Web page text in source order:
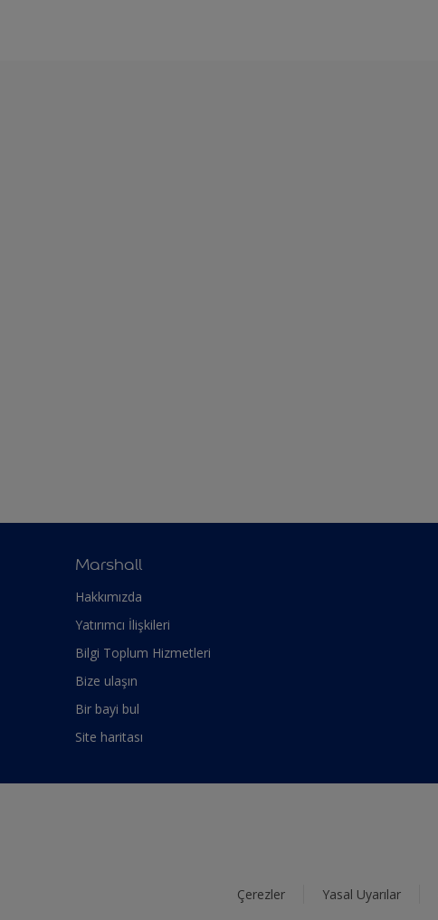
Marshall
Hakkımızda
Yatırımcı İlişkileri
Bilgi Toplum Hizmetleri
Bize ulaşın
Bir bayi bul
Site haritası
Çerezler Yasal Uyarılar